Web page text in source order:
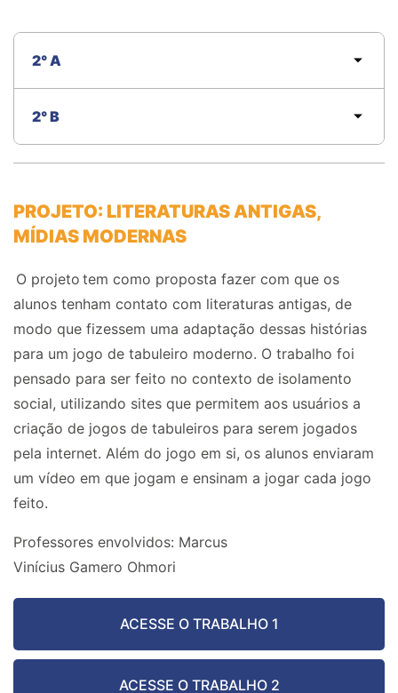
2° A
2° B
PROJETO: LITERATURAS ANTIGAS,
MÍDIAS MODERNAS
O projeto tem como proposta fazer com que os
alunos tenham contato com literaturas antigas, de
modo que fizessem uma adaptação dessas histórias
para um jogo de tabuleiro moderno. O trabalho foi
pensado para ser feito no contexto de isolamento
social, utilizando sites que permitem aos usuários a
criação de jogos de tabuleiros para serem jogados
pela internet. Além do jogo em si, os alunos enviaram
um vídeo em que jogam e ensinam a jogar cada jogo
feito.
Professores envolvidos: Marcus
Vinícius Gamero Ohmori
ACESSE O TRABALHO 1
ACESSE O TRABALHO 2